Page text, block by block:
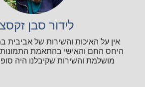
לידור סבן
אין על האיכות והשירות של
היחס החם והאישי בהתאמת
מושלמת והשירות שקיבלנו היה